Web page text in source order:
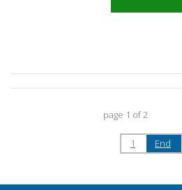
page 1 of 2
1 End